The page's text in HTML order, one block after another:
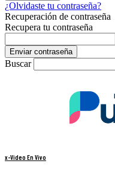
¿Olvidaste tu contraseña?
Recuperación de contraseña
Recupera tu contraseña
Buscar
x-Video En Vivo